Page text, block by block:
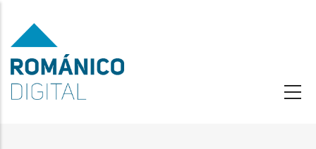
contenido
principal